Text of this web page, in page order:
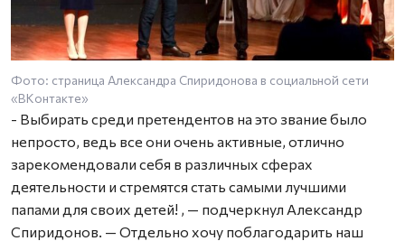
Фото: страница Александра Спиридонова в социальной сети
«ВКонтакте»
- Выбирать среди претендентов на это звание было
непросто, ведь все они очень активные, отлично
зарекомендовали себя в различных сферах
деятельности и стремятся стать самыми лучшими
папами для своих детей! , — подчеркнул Александр
Спиридонов. — Отдельно хочу поблагодарить наш